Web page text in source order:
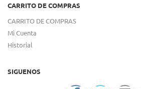
CARRITO DE COMPRAS
CARRITO DE COMPRAS
Mi Cuenta
Historial
SIGUENOS